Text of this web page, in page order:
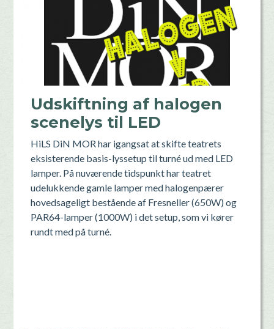
Udskiftning af halogen
scenelys til LED
HiLS DiN MOR har igangsat at skifte teatrets
eksisterende basis-lyssetup til turné ud med LED
lamper. På nuværende tidspunkt har teatret
udelukkende gamle lamper med halogenpærer
hovedsageligt bestående af Fresneller (650W) og
PAR64-lamper (1000W) i det setup, som vi kører
rundt med på turné.